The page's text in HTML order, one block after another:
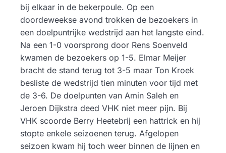
bij elkaar in de bekerpoule. Op een
doordeweekse avond trokken de bezoekers in
een doelpuntrijke wedstrijd aan het langste eind.
Na een 1-0 voorsprong door Rens Soenveld
kwamen de bezoekers op 1-5. Elmar Meijer
bracht de stand terug tot 3-5 maar Ton Kroek
besliste de wedstrijd tien minuten voor tijd met
de 3-6. De doelpunten van Amin Saleh en
Jeroen Dijkstra deed VHK niet meer pijn. Bij
VHK scoorde Berry Heetebrij een hattrick en hij
stopte enkele seizoenen terug. Afgelopen
seizoen kwam hij toch weer binnen de lijnen en